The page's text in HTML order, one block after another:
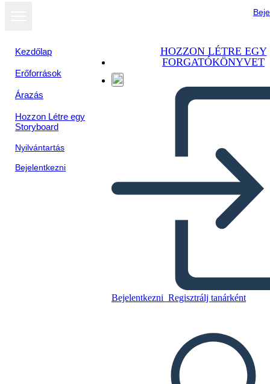
Kezdőlap
Erőforrások
Árazás
Hozzon Létre egy
Storyboard
Nyilvántartás
Bejelentkezni
HOZZON LÉTRE EGY
FORGATÓKÖNYVET
Bejelentkezni Regisztrálj tanárként
Folyamatábra Infografika 3
Másolja ezt a forgatókönyvet
KÉSZÍTSEN EGY STORYBOARDOT
DIAVETÍTÉS LEJÁTSZÁSA
Megtekintés
diavetítésként